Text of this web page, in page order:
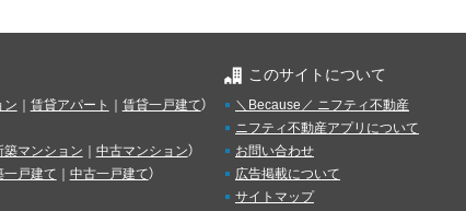
ン 賃貸アパート 賃貸一戸建て）
築マンション 中古マンション）
一戸建て 中古一戸建て）
このサイトについて
＼Because／ ニフティ不動産
ニフティ不動産アプリについて
お問い合わせ
広告掲載について
サイトマップ